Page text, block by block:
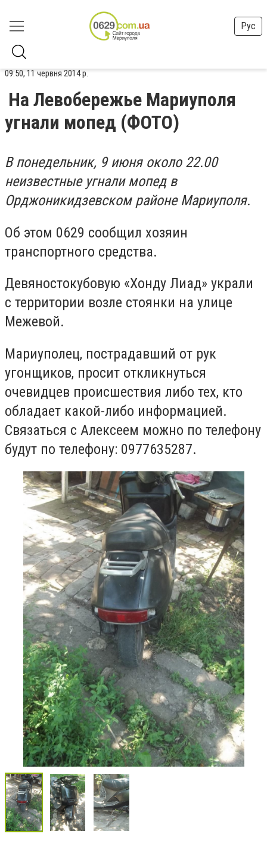
Рус
09:50, 11 червня 2014 р.
На Левобережье Мариуполя
угнали мопед (ФОТО)
В понедельник, 9 июня около 22.00
неизвестные угнали мопед в
Орджоникидзевском районе Мариуполя.
Об этом 0629 сообщил хозяин
транспортного средства.
Девяностокубовую «Хонду Лиад» украли
с территории возле стоянки на улице
Межевой.
Мариуполец, пострадавший от рук
угонщиков, просит откликнуться
очевидцев происшествия либо тех, кто
обладает какой-либо информацией.
Связаться с Алексеем можно по телефону
будут по телефону: 0977635287.